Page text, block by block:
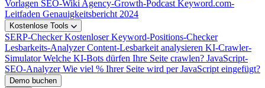
Vorlagen SEO-Wiki Agency-Growth-Podcast Keyword.com-
Leitfaden Genauigkeitsbericht 2024
Kostenlose Tools
SERP-CheckerKostenloser Keyword-Positions-Checker
Lesbarkeits-AnalyzerContent-Lesbarkeit analysieren KI-Crawler-
SimulatorWelche KI-Bots dürfen Ihre Seite crawlen? JavaScript-
SEO-AnalyzerWie viel % Ihrer Seite wird per JavaScript eingefügt?
Demo buchen